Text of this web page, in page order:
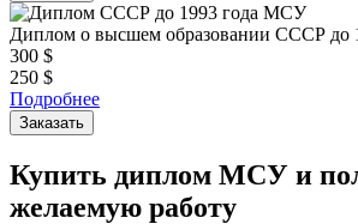
Диплом о высшем образовании СССР до
300 $
250 $
Подробнее
Заказать
Купить диплом МСУ и
желаемую работу